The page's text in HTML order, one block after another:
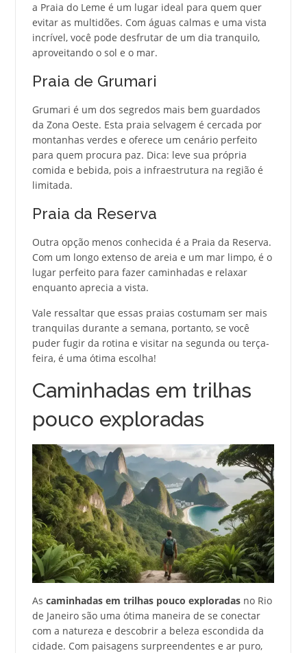
a Praia do Leme é um lugar ideal para quem quer
evitar as multidões. Com águas calmas e uma vista
incrível, você pode desfrutar de um dia tranquilo,
aproveitando o sol e o mar.
Praia de Grumari
Grumari é um dos segredos mais bem guardados
da Zona Oeste. Esta praia selvagem é cercada por
montanhas verdes e oferece um cenário perfeito
para quem procura paz. Dica: leve sua própria
comida e bebida, pois a infraestrutura na região é
limitada.
Praia da Reserva
Outra opção menos conhecida é a Praia da Reserva.
Com um longo extenso de areia e um mar limpo, é o
lugar perfeito para fazer caminhadas e relaxar
enquanto aprecia a vista.
Vale ressaltar que essas praias costumam ser mais
tranquilas durante a semana, portanto, se você
puder fugir da rotina e visitar na segunda ou terça-
feira, é uma ótima escolha!
Caminhadas em trilhas
pouco exploradas
As caminhadas em trilhas pouco exploradasno Rio
de Janeiro são uma ótima maneira de se conectar
com a natureza e descobrir a beleza escondida da
cidade. Com paisagens surpreendentes e ar puro,